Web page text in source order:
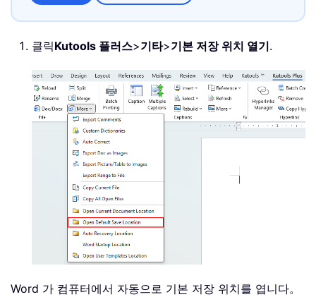
클릭Kutools 플러스>기타>기본 저장 위치 열기.
Word 가 컴퓨터에서 자동으로 기본 저장 위치를 엽니다。